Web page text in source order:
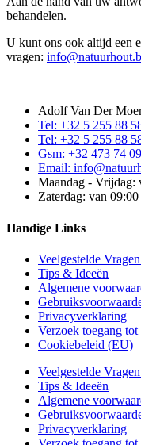
behandelen.
U kunt ons ook altijd een
vragen:
Adolf Van Der
Tel: +32 5 255 88
Tel: +32 5 255 88
Gsm: +32 473 74
Email:
Maandag - Vrijdag:
Zaterdag: van
Handige Links
Veelgestelde
Tips & Ideeën
Algemene
Privacyverklaring
Verzoek toegang tot
Cookiebeleid (EU)
Veelgestelde
Tips & Ideeën
Algemene
Privacyverklaring